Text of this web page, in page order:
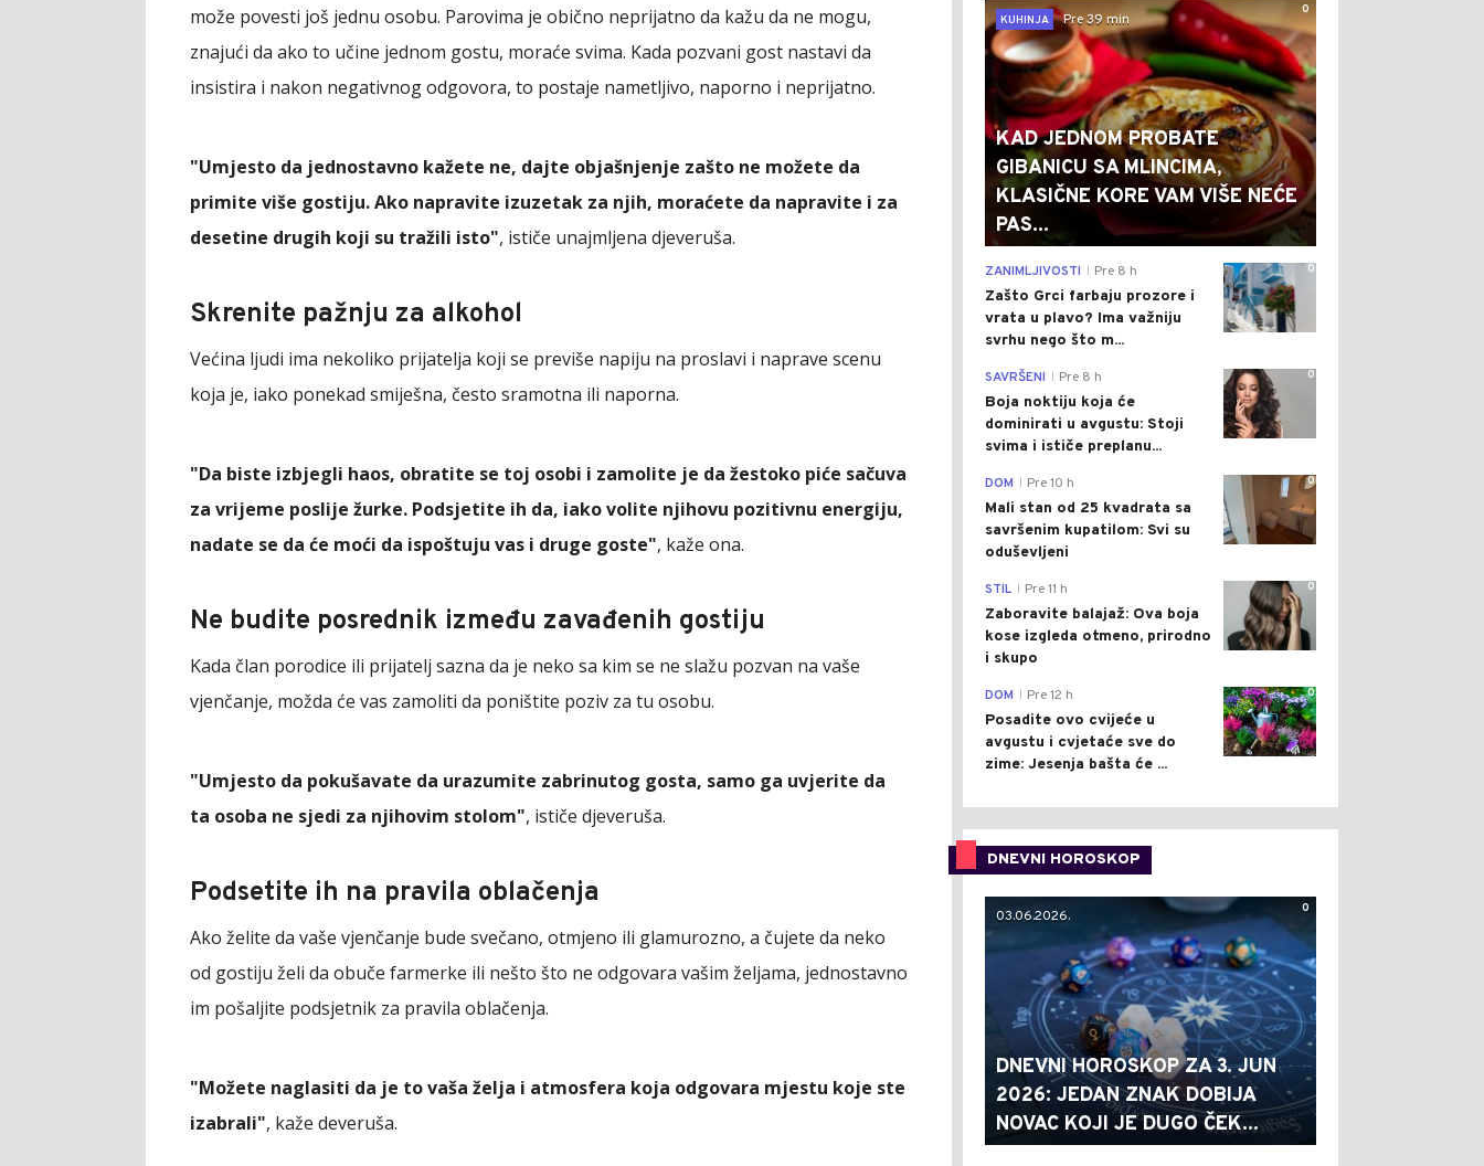
može povesti još jednu osobu. Parovima je obično neprijatno da kažu da ne mogu,
znajući da ako to učine jednom gostu, moraće svima. Kada pozvani gost nastavi da
insistira i nakon negativnog odgovora, to postaje nametljivo, naporno i neprijatno.
"Umjesto da jednostavno kažete ne, dajte objašnjenje zašto ne možete da
primite više gostiju. Ako napravite izuzetak za njih, moraćete da napravite i za
desetine drugih koji su tražili isto", ističe unajmljena djeveruša.
Skrenite pažnju za alkohol
Većina ljudi ima nekoliko prijatelja koji se previše napiju na proslavi i naprave scenu
koja je, iako ponekad smiješna, često sramotna ili naporna.
"Da biste izbjegli haos, obratite se toj osobi i zamolite je da žestoko piće sačuva
za vrijeme poslije žurke. Podsjetite ih da, iako volite njihovu pozitivnu energiju,
nadate se da će moći da ispoštuju vas i druge goste", kaže ona.
Ne budite posrednik između zavađenih gostiju
Kada član porodice ili prijatelj sazna da je neko sa kim se ne slažu pozvan na vaše
vjenčanje, možda će vas zamoliti da poništite poziv za tu osobu.
"Umjesto da pokušavate da urazumite zabrinutog gosta, samo ga uvjerite da
ta osoba ne sjedi za njihovim stolom", ističe djeveruša.
Podsetite ih na pravila oblačenja
Ako želite da vaše vjenčanje bude svečano, otmjeno ili glamurozno, a čujete da neko
od gostiju želi da obuče farmerke ili nešto što ne odgovara vašim željama, jednostavno
im pošaljite podsjetnik za pravila oblačenja.
"Možete naglasiti da je to vaša želja i atmosfera koja odgovara mjestu koje ste
izabrali", kaže deveruša.
0
KUHINJA
Pre 39 min
KAD JEDNOM PROBATE
GIBANICU SA MLINCIMA,
KLASIČNE KORE VAM VIŠE NEĆE
PAS...
0
ZANIMLJIVOSTI Pre 8 h
Zašto Grci farbaju prozore i
vrata u plavo? Ima važniju
svrhu nego što m...
0
SAVRŠENI Pre 8 h
Boja noktiju koja će
dominirati u avgustu: Stoji
svima i ističe preplanu...
0
DOM Pre 10 h
Mali stan od 25 kvadrata sa
savršenim kupatilom: Svi su
oduševljeni
0
STIL Pre 11 h
Zaboravite balajaž: Ova boja
kose izgleda otmeno, prirodno
i skupo
0
DOM Pre 12 h
Posadite ovo cvijeće u
avgustu i cvjetaće sve do
zime: Jesenja bašta će ...
DNEVNI HOROSKOP
0
03.06.2026.
DNEVNI HOROSKOP ZA 3. JUN
2026: JEDAN ZNAK DOBIJA
NOVAC KOJI JE DUGO ČEK...